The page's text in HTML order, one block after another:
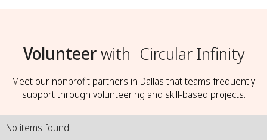
Volunteerwith Circular Infinity
Meet our nonprofit partners in Dallas that teams frequently
support through volunteering and skill-based projects.
No items found.